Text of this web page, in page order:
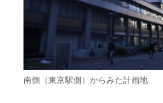
南側（東京駅側）からみた計画地